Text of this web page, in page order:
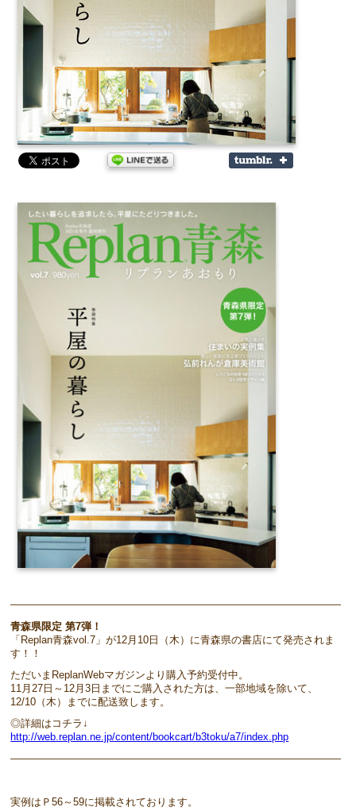
————————————————————————————————
青森県限定 第7弾！
「Replan青森vol.7」が12月10日（木）に青森県の書店にて発売されま
す！！
ただいまReplanWebマガジンより購入予約受付中。
11月27日～12月3日までにご購入された方は、一部地域を除いて、
12/10（木）までに配送致します。
◎詳細はコチラ↓
http://web.replan.ne.jp/content/bookcart/b3toku/a7/index.php
————————————————————————————————
実例はＰ56～59に掲載されております。